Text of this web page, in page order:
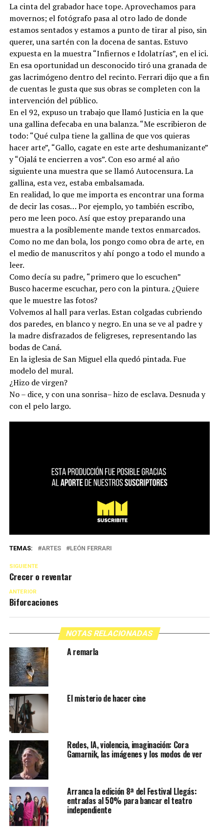
La cinta del grabador hace tope. Aprovechamos para
movernos; el fotógrafo pasa al otro lado de donde
estamos sentados y estamos a punto de tirar al piso, sin
querer, una sartén con la docena de santas. Estuvo
expuesta en la muestra “Infiernos e Idolatrías”, en el ici.
En esa oportunidad un desconocido tiró una granada de
gas lacrimógeno dentro del recinto. Ferrari dijo que a fin
de cuentas le gusta que sus obras se completen con la
intervención del público.
En el 92, expuso un trabajo que llamó Justicia en la que
una gallina defecaba en una balanza. “Me escribieron de
todo: “Qué culpa tiene la gallina de que vos quieras
hacer arte”, “Gallo, cagate en este arte deshumanizante”
y “Ojalá te encierren a vos”. Con eso armé al año
siguiente una muestra que se llamó Autocensura. La
gallina, esta vez, estaba embalsamada.
En realidad, lo que me importa es encontrar una forma
de decir las cosas… Por ejemplo, yo también escribo,
pero me leen poco. Así que estoy preparando una
muestra a la posiblemente mande textos enmarcados.
Como no me dan bola, los pongo como obra de arte, en
el medio de manuscritos y ahí pongo a todo el mundo a
leer.
Como decía su padre, “primero que lo escuchen”
Busco hacerme escuchar, pero con la pintura. ¿Quiere
que le muestre las fotos?
Volvemos al hall para verlas. Estan colgadas cubriendo
dos paredes, en blanco y negro. En una se ve al padre y
la madre disfrazados de feligreses, representando las
bodas de Caná.
En la iglesia de San Miguel ella quedó pintada. Fue
modelo del mural.
¿Hizo de virgen?
No – dice, y con una sonrisa– hizo de esclava. Desnuda y
con el pelo largo.
TEMAS: ARTES LEÓN FERRARI
SIGUIENTE
Crecer o reventar
ANTERIOR
Biforcaciones
NOTAS RELACIONADAS
A remarla
El misterio de hacer cine
Redes, IA, violencia, imaginación: Cora
Gamarnik, las imágenes y los modos de ver
Arranca la edición 8ª del Festival Llegás:
entradas al 50% para bancar el teatro
independiente